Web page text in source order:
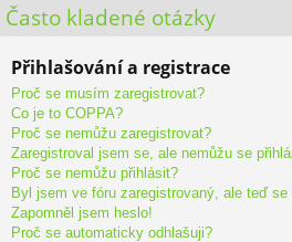
vé
Často kladené otázky
Přihlašování a registrace
Proč se musím zaregistrovat?
Co je to COPPA?
Proč se nemůžu zaregistrovat?
Zaregistroval jsem se, ale nemůžu se
Proč se nemůžu přihlásit?
Byl jsem ve fóru zaregistrovaný, ale teď se
Zapomněl jsem heslo!
Proč se automaticky odhlašuji?